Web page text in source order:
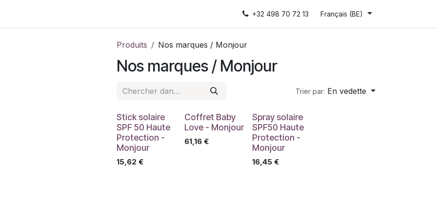
+32 498 70 72 13 Français (BE)
Produits Nos marques / Monjour
Nos marques / Monjour
Trier par: En vedette
Stick solaire
SPF 50 Haute
Protection -
Monjour
15,62 €
Coffret Baby
Love - Monjour
61,16€
Spray solaire
SPF50 Haute
Protection -
Monjour
16,45€